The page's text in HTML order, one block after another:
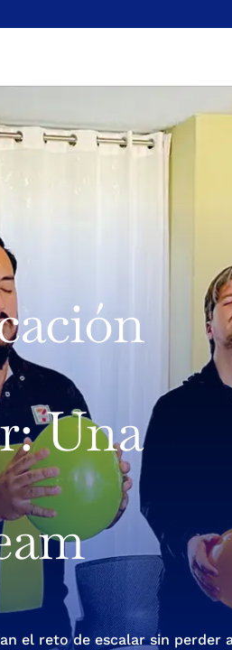
Una
el reto de escalar sin perder